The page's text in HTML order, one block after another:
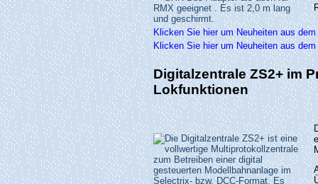
Klicken Sie hier um Neuheiten aus
Klicken Sie hier um Neuheiten aus
Digitalzentrale ZS2+ im
Lokfunktionen